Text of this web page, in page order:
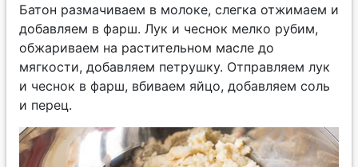
Батон размачиваем в молоке, слегка отжимаем и
добавляем в фарш. Лук и чеснок мелко рубим,
обжариваем на растительном масле до
мягкости, добавляем петрушку. Отправляем лук
и чеснок в фарш, вбиваем яйцо, добавляем соль
и перец.